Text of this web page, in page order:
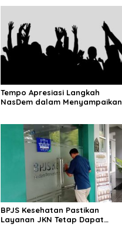
Tempo Apresiasi Langkah
NasDem dalam Menyampaikan
BPJS Kesehatan Pastikan
Layanan JKN Tetap Dapat